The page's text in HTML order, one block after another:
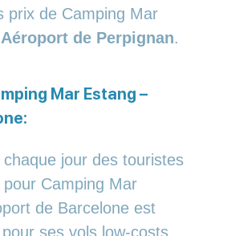
prix de Camping Mar
de Perpignan.
Mar Estang –
jour des touristes
pour Camping Mar
de Barcelone est
ses vols low-costs.